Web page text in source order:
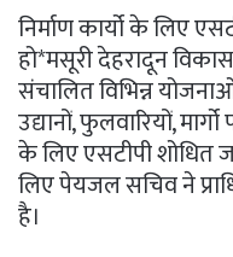
निर्माण कार्यो के लिए
हो*मसूरी देहरादून
संचालित विभिन्न
उद्यानों, फुलवारियों,
के लिए एसटीपी शोधित
लिए पेयजल सचिव ने
है।